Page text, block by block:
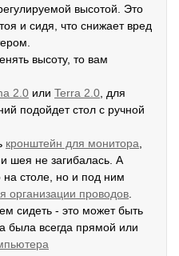
высотой. Это
и сидя, что снижает вред
высоту, то вам
2.0 или Terra 2.0 , для
подойдет стол с ручной
кронштейн для монитора
шея не загибалась. А
на столе, но и под ним
организации проводов
сидеть - это может быть
была всегда прямой или